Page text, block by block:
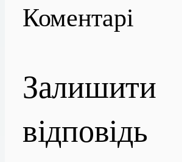
Коментарі
Залишити
відповідь